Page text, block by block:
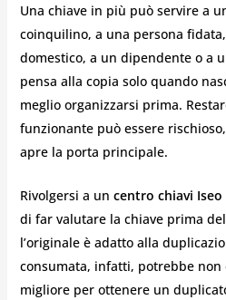
Una chiave in più può servire a
coinquilino, a una persona
domestico, a un dipendente o a
pensa alla copia solo quando
meglio organizzarsi prima.
funzionante può essere
apre la porta principale.
Rivolgersi a un centro chiavi
di far valutare la chiave prima
l’originale è adatto alla
consumata, infatti, potrebbe
migliore per ottenere un